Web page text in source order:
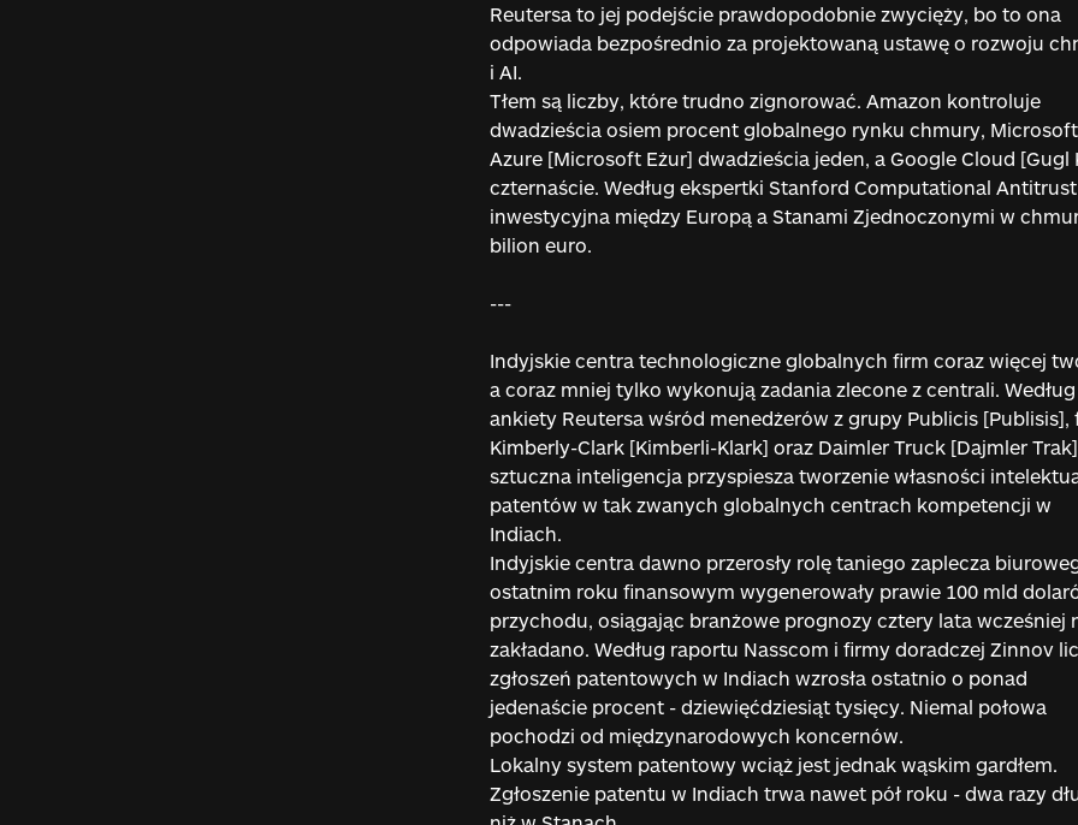
Reutersa to jej podejście prawdopodobnie zwycięży, bo to ona
odpowiada bezpośrednio za projektowaną ustawę o rozwoju
i AI.
Tłem są liczby, które trudno zignorować. Amazon kontroluje
dwadzieścia osiem procent globalnego rynku chmury, Microsoft
Azure [Microsoft Eżur] dwadzieścia jeden, a Google Cloud [Gugl
czternaście. Według ekspertki Stanford Computational
inwestycyjna między Europą a Stanami Zjednoczonymi w
bilion euro.
---
Indyjskie centra technologiczne globalnych firm coraz więcej
a coraz mniej tylko wykonują zadania zlecone z centrali. Według
ankiety Reutersa wśród menedżerów z grupy Publicis [Publisis],
Kimberly-Clark [Kimberli-Klark] oraz Daimler Truck [Dajmler Trak]
sztuczna inteligencja przyspiesza tworzenie własności
patentów w tak zwanych globalnych centrach kompetencji w
Indiach.
Indyjskie centra dawno przerosły rolę taniego zaplecza
ostatnim roku finansowym wygenerowały prawie 100 mld
przychodu, osiągając branżowe prognozy cztery lata wcześniej
zakładano. Według raportu Nasscom i firmy doradczej Zinnov
zgłoszeń patentowych w Indiach wzrosła ostatnio o ponad
jedenaście procent - dziewięćdziesiąt tysięcy. Niemal połowa
pochodzi od międzynarodowych koncernów.
Lokalny system patentowy wciąż jest jednak wąskim gardłem.
Zgłoszenie patentu w Indiach trwa nawet pół roku - dwa razy